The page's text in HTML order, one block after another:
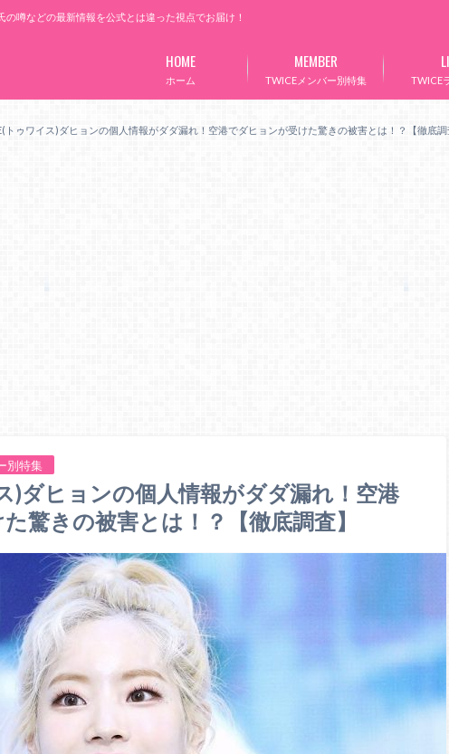
噂などの最新情報を公式とは違った視点でお届け！
ホーム
HOME
TWICEメンバー別特集
MEMBER
TWICE
トゥワイス)ダヒョンの個人情報がダダ漏れ！空港でダヒョンが受けた驚きの被害とは！？【徹底調
別特集
)ダヒョンの個人情報がダダ漏れ！空港
驚きの被害とは！？【徹底調査】